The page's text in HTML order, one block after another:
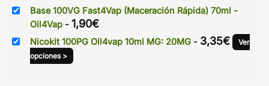
Base 100VG Fast4Vap (Maceración Rápida) 70ml -
Oil4Vap - 1,90€
Nicokit 100PG Oil4vap 10ml MG: 20MG - 3,35€
Ver
opciones >